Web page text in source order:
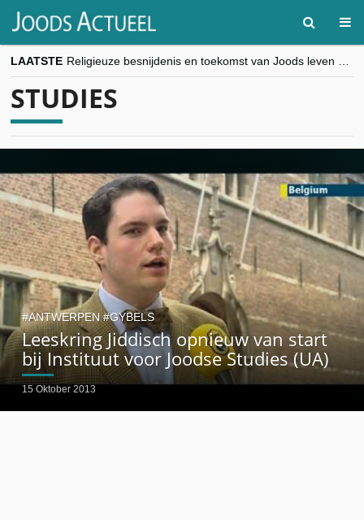
LAATSTE
“Besnijdenisdebat toont hoe moeilijk seculiere Westen minderheden begrijpt”, Jinnih Beels (Vooruit)
STUDIES
Leeskring Jiddisch opnieuw van start
bij Instituut voor Joodse Studies (UA)
15 Oktober 2013
ANTWERPEN GYBELS